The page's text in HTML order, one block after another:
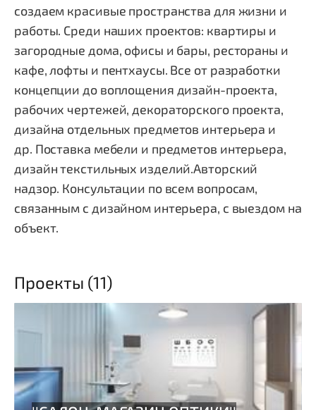
создаем красивые пространства для жизни и
работы. Среди наших проектов: квартиры и
загородные дома, офисы и бары, рестораны и
кафе, лофты и пентхаусы. Все от разработки
концепции до воплощения дизайн-проекта,
рабочих чертежей, декораторского проекта,
дизайна отдельных предметов интерьера и
др. Поставка мебели и предметов интерьера,
дизайн текстильных изделий.Авторский
надзор. Консультации по всем вопросам,
связанным с дизайном интерьера, с выездом на
объект.
Проекты (11)